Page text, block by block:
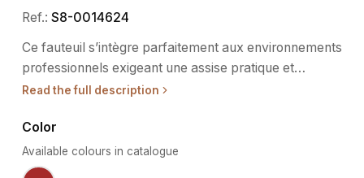
Ref.: S8-0014624
Ce fauteuil s’intègre parfaitement aux environnements
professionnels exigeant une assise pratique et
résistante, idéale pour la restauration, l’hôtellerie ou
Conçu pour un usage intérieur et extérieur, ce fauteuil
répond aux besoins des établissements CHR et des
organisateurs d’événements. Son caractère empilable
Read the full description
Color
Available colours in catalogue